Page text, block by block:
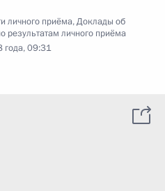
личного приёма,Доклады об
результатам личного приёма
года, 09:31